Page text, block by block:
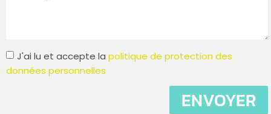
J'ai lu et accepte la politique de protection des
données personnelles
ENVOYER